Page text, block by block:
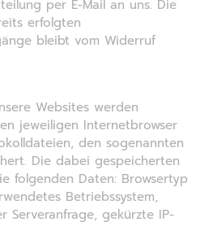
per E-Mail an uns. Die
erfolgten
bleibt vom Widerruf
Websites werden
jeweiligen Internetbrowser
den sogenannten
Die dabei gespeicherten
folgenden Daten: Browsertyp
Betriebssystem,
Serveranfrage, gekürzte IP-